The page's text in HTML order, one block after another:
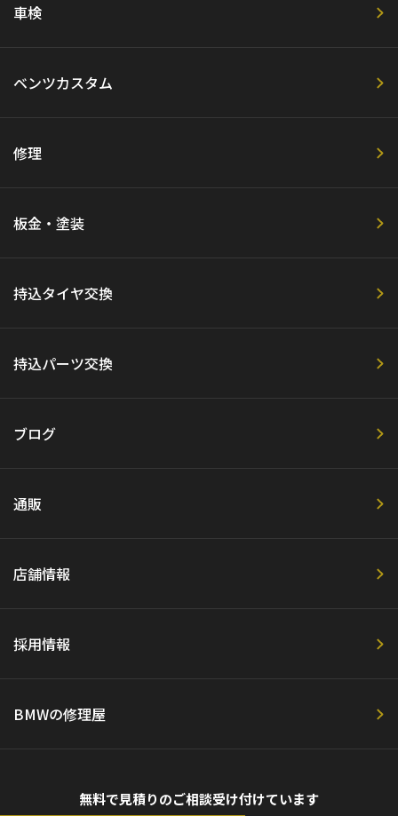
車検
ベンツカスタム
修理
板金・塗装
持込タイヤ交換
持込パーツ交換
ブログ
通販
店舗情報
採用情報
BMWの修理屋
無料で見積りのご相談受け付けています